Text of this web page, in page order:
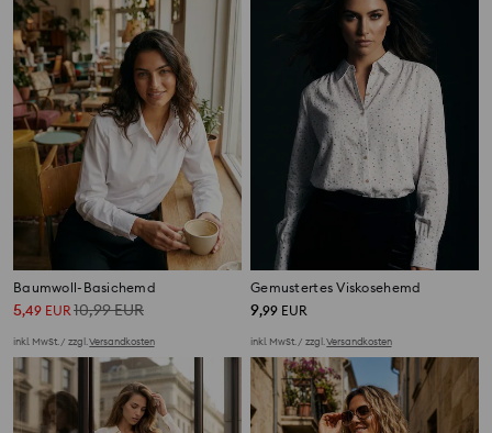
Baumwoll-Basichemd
5,49 EUR10,99EUR
inkl. MwSt. / zzgl.Versandkosten
Gemustertes Viskosehemd
9,99 EUR
inkl. MwSt. / zzgl.Versandkosten